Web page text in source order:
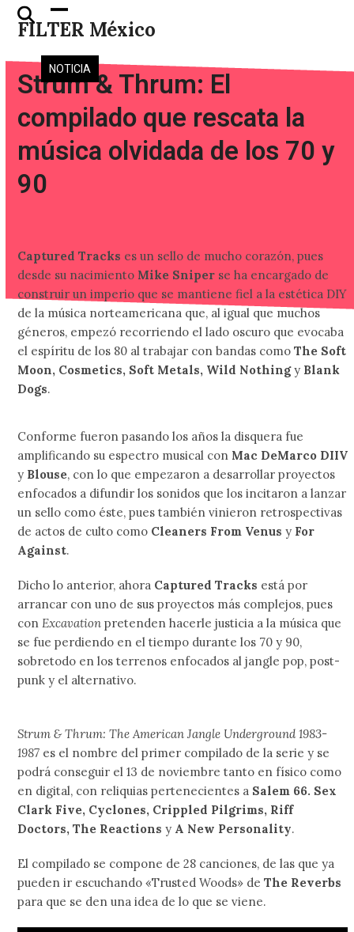
Skip
FILTER México
Open
mobile
menu
Close
mobile
menu
NOTICIA
Strum & Thrum: El
compilado que rescata la
música olvidada de los 70 y
90
Captured Tracks es un sello de mucho corazón, pues
desde su nacimiento Mike Sniper se ha encargado de
construir un imperio que se mantiene fiel a la estética DIY
de la música norteamericana que, al igual que muchos
géneros, empezó recorriendo el lado oscuro que evocaba
el espíritu de los 80 al trabajar con bandas comoThe Soft
Moon, Cosmetics, Soft Metals, Wild Nothingy Blank
Dogs.
Conforme fueron pasando los años la disquera fue
amplificando su espectro musical con Mac DeMarco DIIV
y Blouse, con lo que empezaron a desarrollar proyectos
enfocados a difundir los sonidos que los incitaron a lanzar
un sello como éste, pues también vinieron retrospectivas
de actos de culto como Cleaners From Venus y For
Against.
Dicho lo anterior, ahora Captured Tracks está por
arrancar con uno de sus proyectos más complejos, pues
conExcavation pretenden hacerle justicia a la música que
se fue perdiendo en el tiempo durante los 70 y 90,
sobretodo en los terrenos enfocados al jangle pop, post-
punk y el alternativo.
Strum & Thrum: The American Jangle Underground 1983-
1987 es el nombre del primer compilado de la serie y se
podrá conseguir el 13 de noviembre tanto en físico como
en digital, con reliquias pertenecientes a Salem 66. Sex
Clark Five, Cyclones, Crippled Pilgrims, Riff
Doctors, The Reactions y A New Personality.
El compilado se compone de 28 canciones, de las que ya
pueden ir escuchando «Trusted Woods» deThe Reverbs
para que se den una idea de lo que se viene.